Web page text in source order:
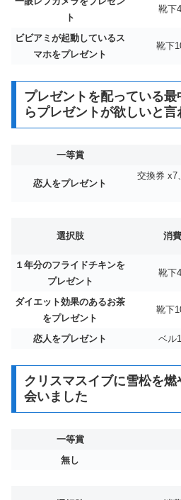
ト
靴下
ビビアミが起動しているス
マホをプレゼント
靴下
プレゼントを配っている
らプレゼントが欲しいと言
一等賞
恋人をプレゼント
交換券 x7
選択肢 消費
１年分のフライドチキンを
プレゼント
靴下
ダイエット効果のあるお茶
をプレゼント
靴下
恋人をプレゼント ベル
クリスマスイブに雪松を
会いました
一等賞
無し